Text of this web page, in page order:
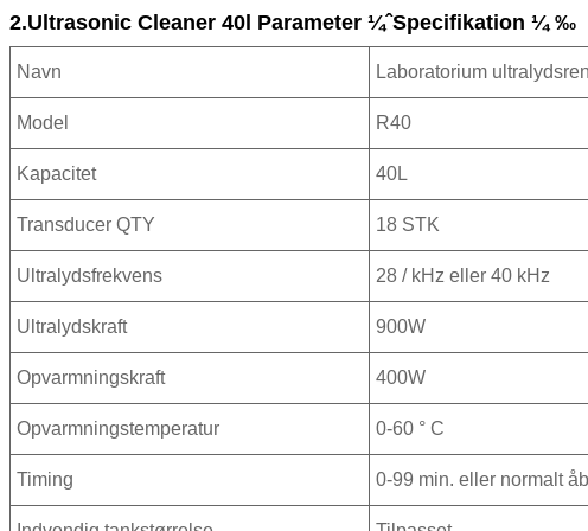
2.Ultrasonic Cleaner 40l Parameter ¼ˆSpecifikation ¼ ‰
Navn Laboratorium
Model R40
Kapacitet 40L
Transducer QTY 18 STK
Ultralydsfrekvens 28 / kHz eller 40 kHz
Ultralydskraft 900W
Opvarmningskraft 400W
Opvarmningstemperatur 0-60 ° C
Timing 0-99 min. eller normalt